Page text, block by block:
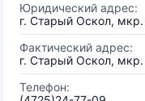
Юридический адрес:
г. Старый Оскол,
Фактический адрес:
г. Старый Оскол,
Телефон: